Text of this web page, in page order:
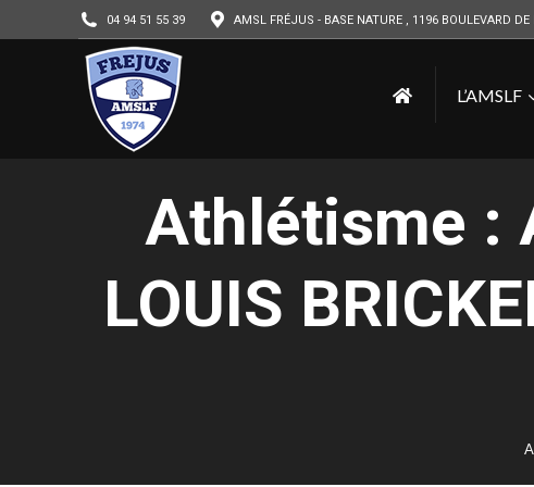
04 94 51 55 39 AMSL FRÉJUS - BASE NATURE , 1196 BOULEVARD
L’AMSLF
Athlétisme :
LOUIS